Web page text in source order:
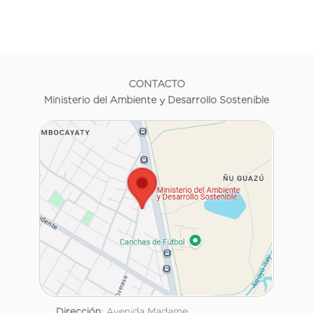
CONTACTO
Ministerio del Ambiente y Desarrollo Sostenible